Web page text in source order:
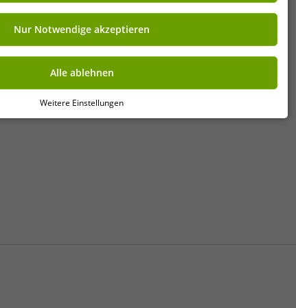
» Affiliate-Partnerprogramm
» Vorteile als Gewerbekunde
über „Datenschutz-Einstellungen“ am Ende jeder unserer Seiten mit
oder ändern.
Nur Notwendige akzeptieren
Alle ablehnen
Weitere Einstellungen